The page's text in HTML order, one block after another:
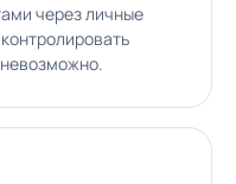
через личные